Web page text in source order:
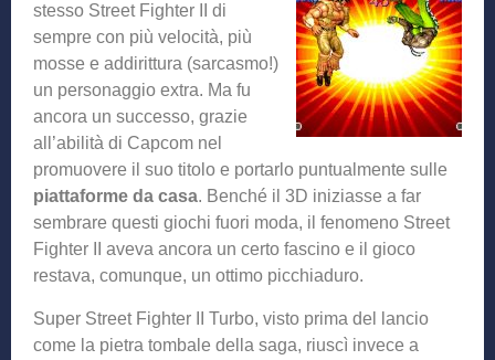
stesso Street Fighter II di
sempre con più velocità, più
mosse e addirittura (sarcasmo!)
un personaggio extra. Ma fu
ancora un successo, grazie
all’abilità di Capcom nel
promuovere il suo titolo e portarlo puntualmente sulle
piattaforme da casa. Benché il 3D iniziasse a far
sembrare questi giochi fuori moda, il fenomeno Street
Fighter II aveva ancora un certo fascino e il gioco
restava, comunque, un ottimo picchiaduro.
Super Street Fighter II Turbo, visto prima del lancio
come la pietra tombale della saga, riuscì invece a